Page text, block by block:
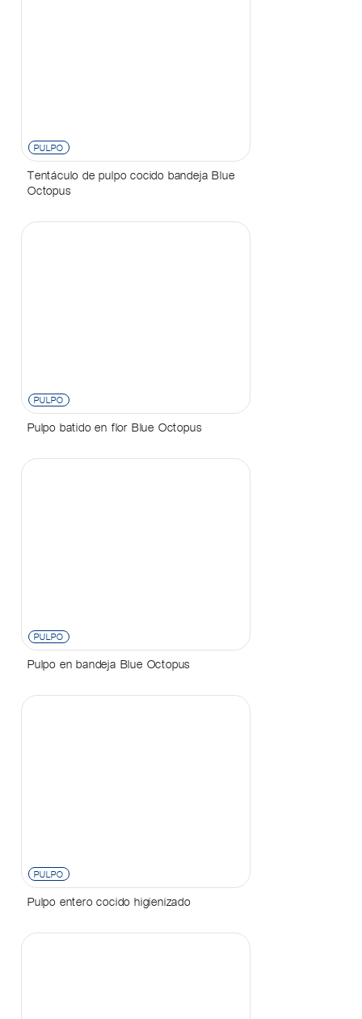
PULPO
Tentáculo de pulpo cocido bandeja Blue
Octopus
PULPO
Pulpo batido en flor Blue Octopus
PULPO
Pulpo en bandeja Blue Octopus
PULPO
Pulpo entero cocido higienizado